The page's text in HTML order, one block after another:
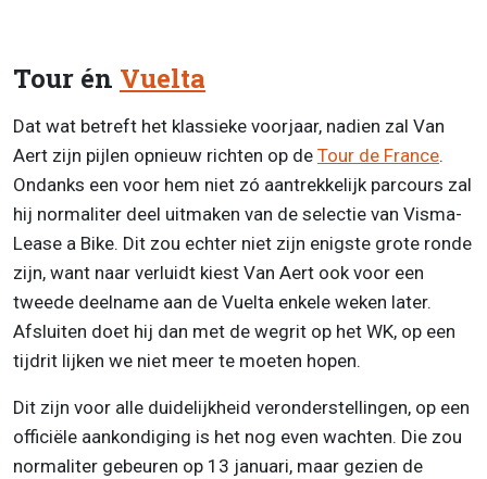
Tour én Vuelta
Dat wat betreft het klassieke voorjaar, nadien zal Van
Aert zijn pijlen opnieuw richten op de Tour de France.
Ondanks een voor hem niet zó aantrekkelijk parcours zal
hij normaliter deel uitmaken van de selectie van Visma-
Lease a Bike. Dit zou echter niet zijn enigste grote ronde
zijn, want naar verluidt kiest Van Aert ook voor een
tweede deelname aan de Vuelta enkele weken later.
Afsluiten doet hij dan met de wegrit op het WK, op een
tijdrit lijken we niet meer te moeten hopen.
Dit zijn voor alle duidelijkheid veronderstellingen, op een
officiële aankondiging is het nog even wachten. Die zou
normaliter gebeuren op 13 januari, maar gezien de